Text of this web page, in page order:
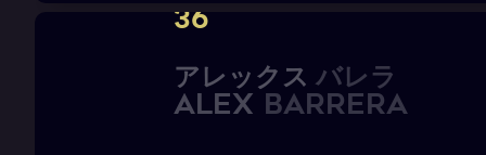
36
アレ ックス バレラ
ALEX BARRERA